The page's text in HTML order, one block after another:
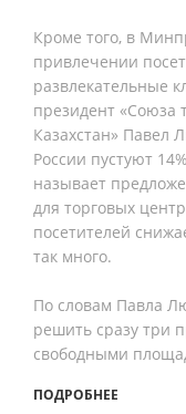
Кроме того, в
привлечении
развлекательные
президент «Союза
Казахстан» Павел
России пустуют
называет
для торговых
посетителей
так много.
По словам Павла
решить сразу три
свободными
ПОДРОБНЕЕ